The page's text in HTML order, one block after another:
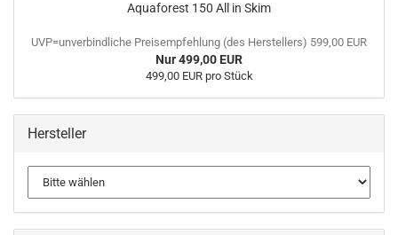
Aquaforest 150 All in Skim
UVP=unverbindliche Preisempfehlung (des Herstellers) 599,00 EUR
Nur 499,00 EUR
499,00 EUR pro Stück
Hersteller